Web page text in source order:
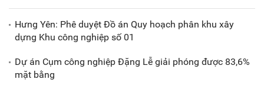
Hưng Yên: Phê duyệt Đồ án Quy hoạch phân khu xây
dựng Khu công nghiệp số 01
Dự án Cụm công nghiệp Đặng Lễ giải phóng được 83,6%
mặt bằng